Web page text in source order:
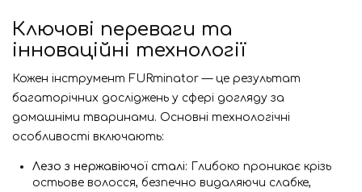
Ключові переваги та
інноваційні технології
Кожен інструмент FURminator — це результат
багаторічних досліджень у сфері догляду за
домашніми тваринами. Основні технологічні
особливості включають:
Лезо з нержавіючої сталі: Глибоко проникає крізь
остьове волосся, безпечно видаляючи слабке,